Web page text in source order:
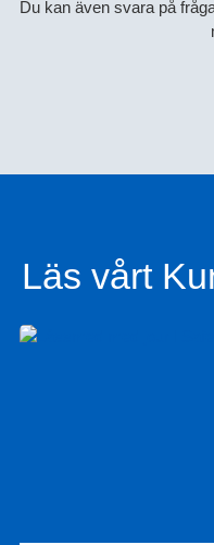
Du kan även svara på
Läs vårt